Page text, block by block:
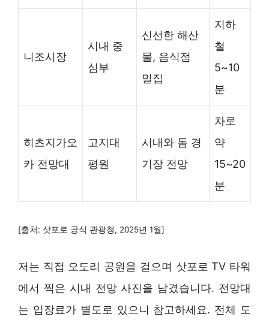
니조시장
시내 중
심부
신선한 해산
물, 음식점
밀집
지하
철
5~10
분
히츠지가오
카 전망대
고지대
평원
시내와 돔 경
기장 전망
차로
약
15~20
분
[출처: 삿포로 공식 관광청, 2025년 1월]
저는 직접 오도리 공원을 걸으며 삿포로 TV 타워
에서 찍은 시내 전망 사진을 남겼습니다. 전망대
는 입장료가 별도로 있으니 참고하세요. 전체 도